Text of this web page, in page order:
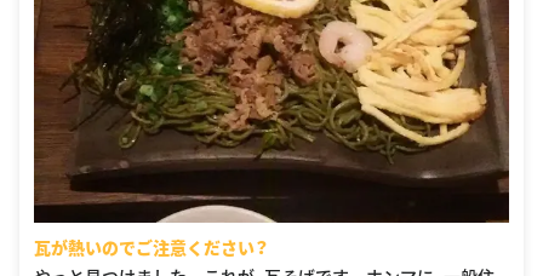
瓦が熱いのでご注意ください？